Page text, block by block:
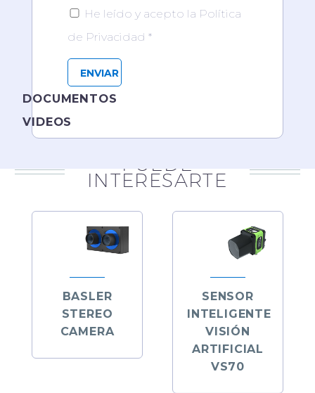
He leído y acepto la Política
de Privacidad *
VIDEOS
DOCUMENTOS
PUEDE
INTERESARTE
BASLER
STEREO
CAMERA
SENSOR
INTELIGENTE
VISIÓN
ARTIFICIAL
VS70